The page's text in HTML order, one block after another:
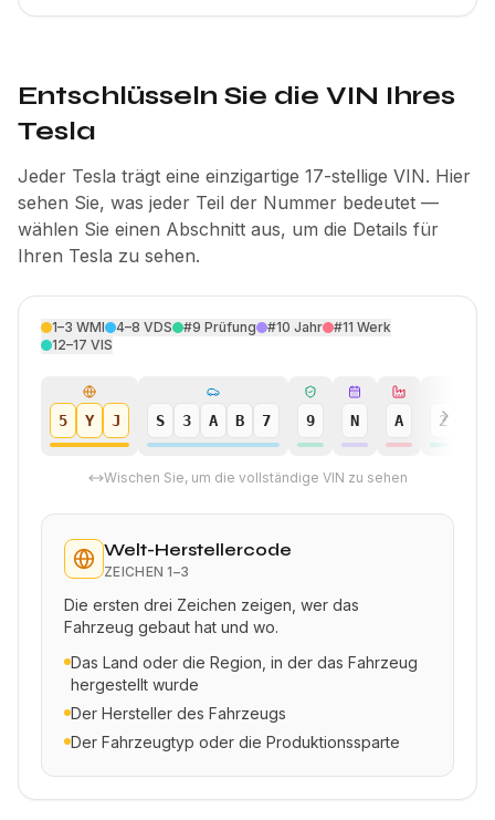
Entschlüsseln Sie die VIN Ihres
Tesla
Jeder Tesla trägt eine einzigartige 17-stellige VIN. Hier
sehen Sie, was jeder Teil der Nummer bedeutet —
wählen Sie einen Abschnitt aus, um die Details für
Ihren Tesla zu sehen.
1–3 WMI 4–8 VDS #9 Prüfung #10 Jahr #11 Werk
12–17 VIS
5 Y J S 3 A B 7 9 N A 2
Wischen Sie, um die vollständige VIN zu sehen
Welt-Herstellercode
ZEICHEN 1–3
Die ersten drei Zeichen zeigen, wer das
Fahrzeug gebaut hat und wo.
Das Land oder die Region, in der das Fahrzeug
hergestellt wurde
Der Hersteller des Fahrzeugs
Der Fahrzeugtyp oder die Produktionssparte